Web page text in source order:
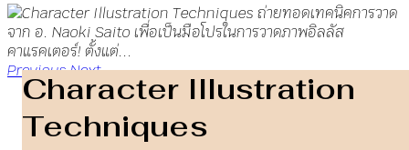
PreviousNext
Character Illustration
Techniques